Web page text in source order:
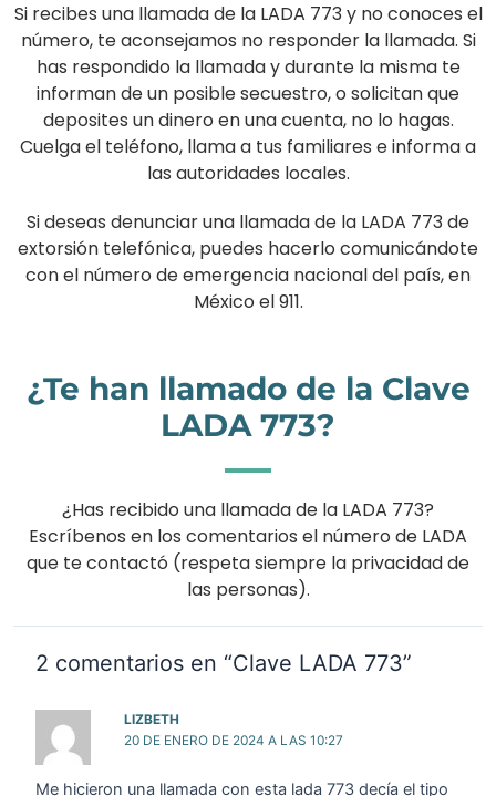
Si recibes una llamada de la LADA 773 y no conoces el
número, te aconsejamos no responder la llamada. Si
has respondido la llamada y durante la misma te
informan de un posible secuestro, o solicitan que
deposites un dinero en una cuenta, no lo hagas.
Cuelga el teléfono, llama a tus familiares e informa a
las autoridades locales.
Si deseas denunciar una llamada de la LADA 773 de
extorsión telefónica, puedes hacerlo comunicándote
con el número de emergencia nacional del país, en
México el 911.
¿Te han llamado de la Clave
LADA 773?
¿Has recibido una llamada de la LADA 773?
Escríbenos en los comentarios el número de LADA
que te contactó (respeta siempre la privacidad de
las personas).
2 comentarios en “Clave LADA 773”
LIZBETH
20 DE ENERO DE 2024 A LAS 10:27
Me hicieron una llamada con esta lada 773 decía el tipo